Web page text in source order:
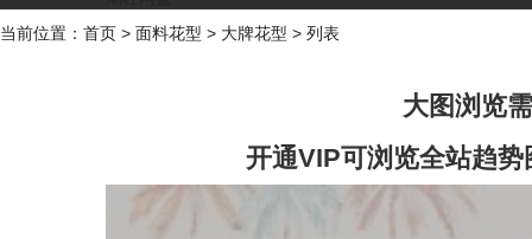
当前位置： 首页 > 面料花型 > 大牌花型 > 列表
大图浏览
开通VIP可浏览全站趋